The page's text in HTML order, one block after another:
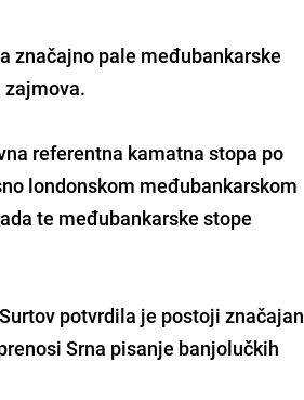
značajno pale međubankarske
zajmova.
referentna kamatna stopa po
londonskom međubankarskom
te međubankarske stope
potvrdila je postoji značajan
Srna pisanje banjolučkih